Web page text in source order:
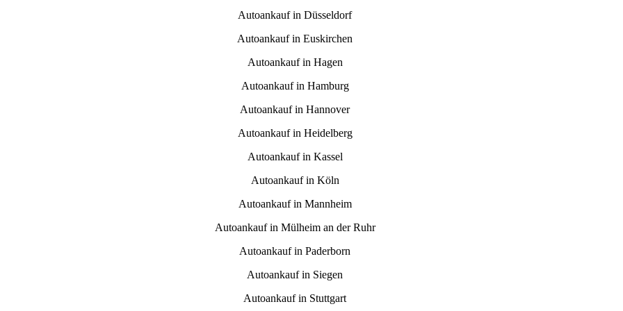
Autoankauf in Düsseldorf
Autoankauf in Euskirchen
Autoankauf in Hagen
Autoankauf in Hamburg
Autoankauf in Hannover
Autoankauf in Heidelberg
Autoankauf in Kassel
Autoankauf in Köln
Autoankauf in Mannheim
Autoankauf in Mülheim an der Ruhr
Autoankauf in Paderborn
Autoankauf in Siegen
Autoankauf in Stuttgart